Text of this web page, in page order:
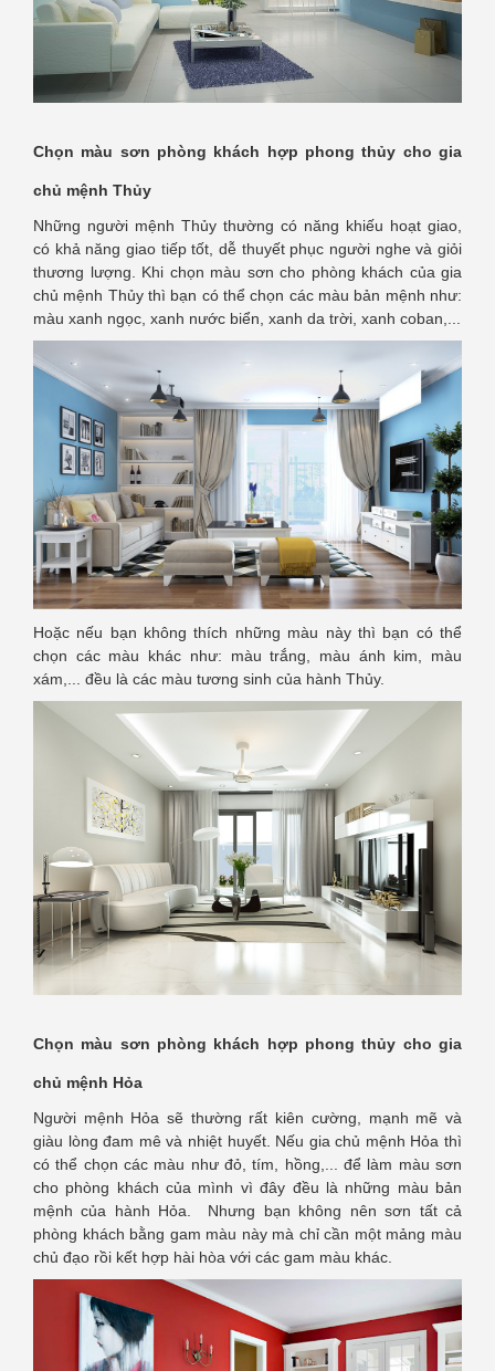
Chọn màu sơn phòng khách hợp phong thủy cho gia
chủ mệnh Thủy
Những người mệnh Thủy thường có năng khiếu hoạt giao,
có khả năng giao tiếp tốt, dễ thuyết phục người nghe và giỏi
thương lượng. Khi chọn màu sơn cho phòng khách của gia
chủ mệnh Thủy thì bạn có thể chọn các màu bản mệnh như:
màu xanh ngọc, xanh nước biển, xanh da trời, xanh coban,...
Hoặc nếu bạn không thích những màu này thì bạn có thể
chọn các màu khác như: màu trắng, màu ánh kim, màu
xám,... đều là các màu tương sinh của hành Thủy.
Chọn màu sơn phòng khách hợp phong thủy cho gia
chủ mệnh Hỏa
Người mệnh Hỏa sẽ thường rất kiên cường, mạnh mẽ và
giàu lòng đam mê và nhiệt huyết. Nếu gia chủ mệnh Hỏa thì
có thể chọn các màu như đỏ, tím, hồng,... để làm màu sơn
cho phòng khách của mình vì đây đều là những màu bản
mệnh của hành Hỏa. Nhưng bạn không nên sơn tất cả
phòng khách bằng gam màu này mà chỉ cần một mảng màu
chủ đạo rồi kết hợp hài hòa với các gam màu khác.